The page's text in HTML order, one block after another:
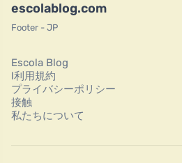
escolablog.com
Footer - JP
Escola Blog
l利用規約
プライバシーポリシー
接触
私たちについて